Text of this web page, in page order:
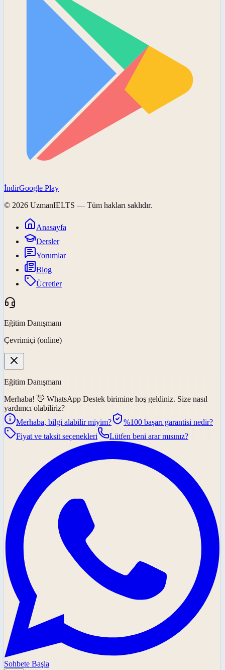
İndirGoogle Play
© 2026 UzmanIELTS — Tüm hakları saklıdır.
Anasayfa
Dersler
Yorumlar
Blog
Ücretler
Eğitim Danışmanı
Çevrimiçi (online)
Eğitim Danışmanı
Merhaba! 👋 WhatsApp Destek birimine hoş geldiniz. Size nasıl
yardımcı olabiliriz?
Merhaba, bilgi alabilir miyim?
%100 başarı garantisi nedir?
Fiyat ve taksit seçenekleri
Lütfen beni arar mısınız?
Sohbete Başla